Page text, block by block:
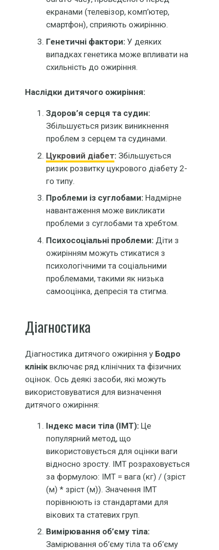
екранами (телевізор, комп’ютер,
смартфон), сприяють ожирінню.
Генетичні фактори:У деяких
випадках генетика може впливати на
схильність до ожиріння.
Наслідки дитячого ожиріння:
Здоров’я серця та судин:
Збільшується ризик виникнення
проблем з серцем та судинами.
Цукровий діабет:Збільшується
ризик розвитку цукрового діабету 2-
го типу.
Проблеми із суглобами:Надмірне
навантаження може викликати
проблеми з суглобами та хребтом.
Психосоціальні проблеми:Діти з
ожирінням можуть стикатися з
психологічними та соціальними
проблемами, такими як низька
самооцінка, депресія та стигма.
Діагностика
Діагностика дитячого ожиріння у Бодро
клінік включає ряд клінічних та фізичних
оцінок. Ось деякі засоби, які можуть
використовуватися для визначення
дитячого ожиріння:
Індекс маси тіла (ІМТ):Це
популярний метод, що
використовується для оцінки ваги
відносно зросту. ІМТ розраховується
за формулою: ІМТ = вага (кг) / (зріст
(м) * зріст (м)). Значення ІМТ
порівнюють із стандартами для
вікових та статевих груп.
Вимірювання об’єму тіла:
Замірювання об’єму тіла та об’єму